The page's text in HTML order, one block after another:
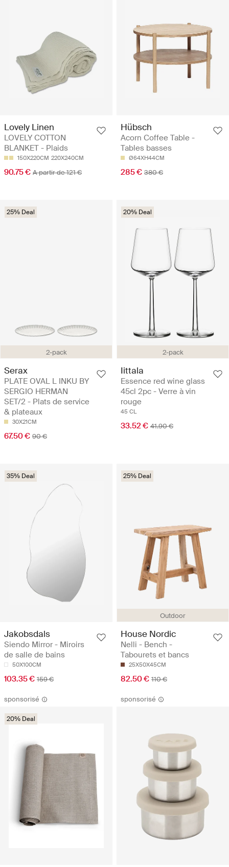
Lovely Linen
LOVELY COTTON
BLANKET - Plaids
150X220CM 220X240CM
90.75 € A partir de 121 €
Hübsch
Acorn Coffee Table -
Tables basses
Ø64XH44CM
285 € 380 €
2-pack
25% Deal
Serax
PLATE OVAL L INKU BY
SERGIO HERMAN
SET/2 - Plats de service
& plateaux
30X21CM
67.50 € 90 €
2-pack
20% Deal
Iittala
Essence red wine glass
45cl 2pc - Verre à vin
rouge
45 CL
33.52 € 41.90 €
35% Deal
Jakobsdals
Siendo Mirror - Miroirs
de salle de bains
50X100CM
103.35 € 159 €
Outdoor
25% Deal
House Nordic
Nelli - Bench -
Tabourets et bancs
25X50X45CM
82.50 € 110 €
sponsorisé
20% Deal
sponsorisé